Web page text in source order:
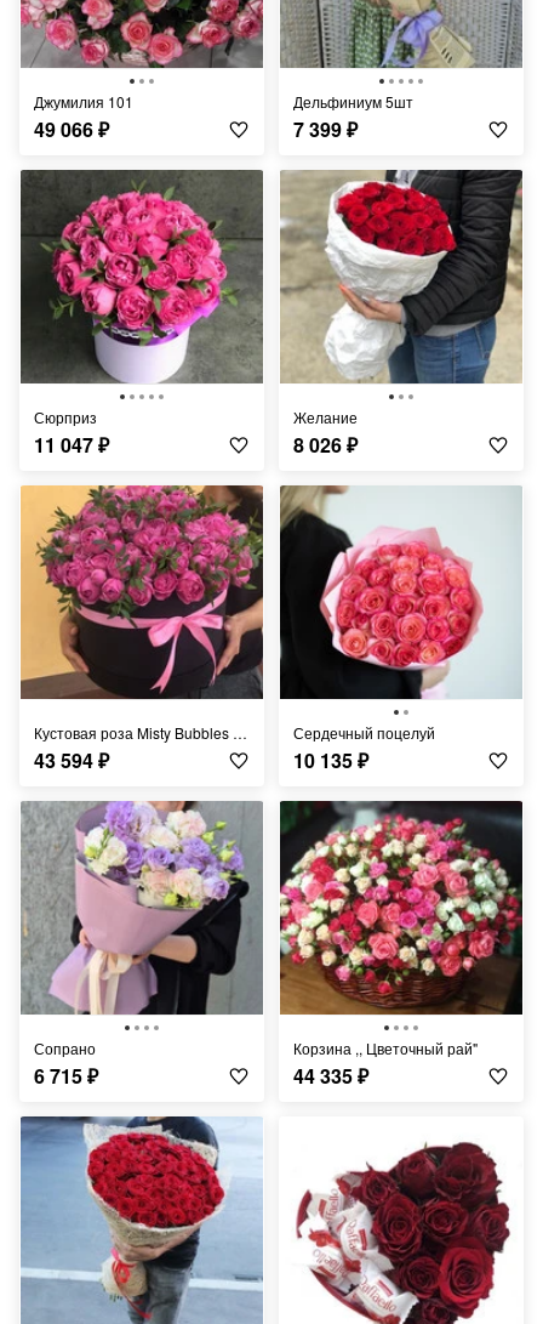
Джумилия 101
49 066₽
Дельфиниум 5шт
7 399₽
Сюрприз
11 047₽
Желание
8 026₽
Кустовая роза Misty Bubbles в коробке
43 594₽
Сердечный поцелуй
10 135₽
Сопрано
6 715₽
Корзина ,, Цветочный рай"
44 335₽